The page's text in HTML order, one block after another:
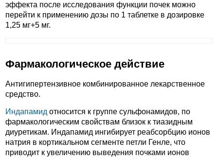
эффекта после исследования функции почек можно
перейти к применению дозы по 1 таблетке в дозировке
1,25 мг+5 мг.
Фармакологическое действие
Антигипертензивное комбинированное лекарственное
средство.
Индапамид относится к группе сульфонамидов, по
фармакологическим свойствам близок к тиазидным
диуретикам. Индапамид ингибирует реабсорбцию ионов
натрия в кортикальном сегменте петли Генле, что
приводит к увеличению выведения почками ионов